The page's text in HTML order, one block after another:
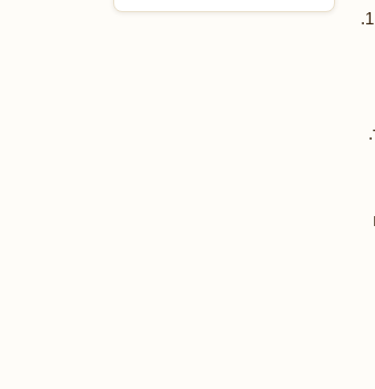
במשרד, טלפן אלי הרב חודקוב בחזרה והקריא לי את תשובתו של הרבי: למסור להורים שלושה דברים והם: 1.